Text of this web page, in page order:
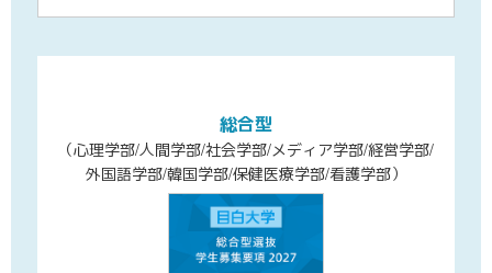
総合型
（心理学部/人間学部/社会学部/メディア学部/経営学部/
外国語学部/韓国学部/保健医療学部/看護学部）